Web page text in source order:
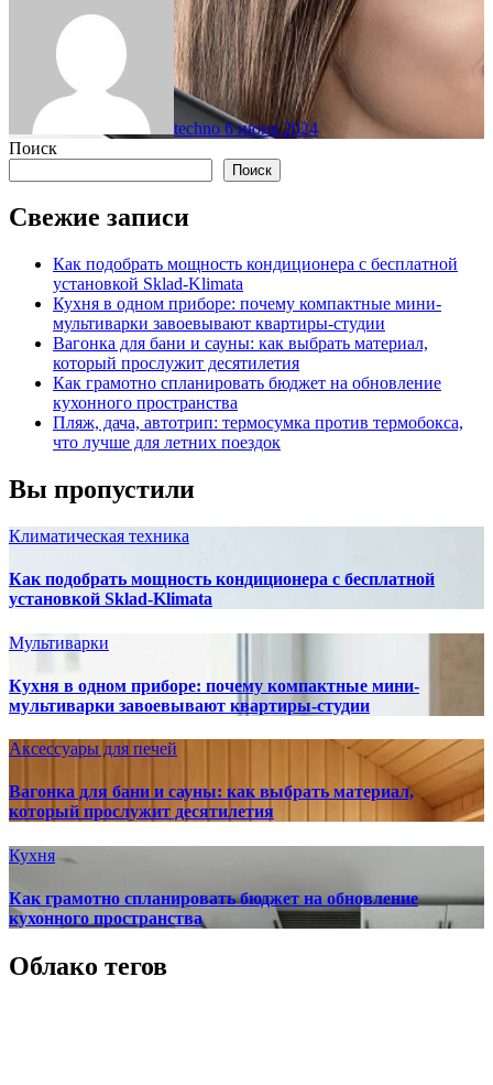
techno6 июня 2024
Поиск
Поиск
Свежие записи
Как подобрать мощность кондиционера с бесплатной
установкой Sklad-Klimata
Кухня в одном приборе: почему компактные мини-
мультиварки завоевывают квартиры-студии
Вагонка для бани и сауны: как выбрать материал,
который прослужит десятилетия
Как грамотно спланировать бюджет на обновление
кухонного пространства
Пляж, дача, автотрип: термосумка против термобокса,
что лучше для летних поездок
Вы пропустили
Климатическая техника
Как подобрать мощность кондиционера с бесплатной
установкой Sklad-Klimata
Мультиварки
Кухня в одном приборе: почему компактные мини-
мультиварки завоевывают квартиры-студии
Аксессуары для печей
Вагонка для бани и сауны: как выбрать материал,
который прослужит десятилетия
Кухня
Как грамотно спланировать бюджет на обновление
кухонного пространства
Облако тегов